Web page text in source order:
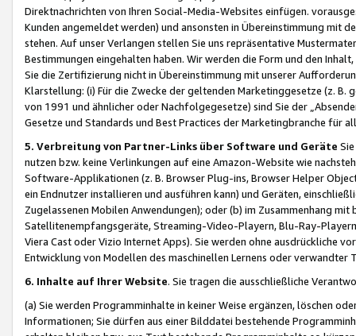
Direktnachrichten von Ihren Social-Media-Websites einfügen.
Kunden angemeldet werden) und ansonsten in Übereinstimmung mit
stehen. Auf unser Verlangen stellen Sie uns repräsentative
Bestimmungen eingehalten haben. Wir werden die Form und den
Sie die Zertifizierung nicht in Übereinstimmung mit unserer
Klarstellung: (i) Für die Zwecke der geltenden Marketinggesetze (z. B.
von 1991 und ähnlicher oder Nachfolgegesetze) sind Sie der
Gesetze und Standards und Best Practices der Marketingbranche für
5. Verbreitung von Partner-Links über Software und Geräte
nutzen bzw. keine Verlinkungen auf eine Amazon-Website wie
Software-Applikationen (z. B. Browser Plug-ins, Browser Helper
ein Endnutzer installieren und ausführen kann) und Geräten,
Zugelassenen Mobilen Anwendungen); oder (b) im Zusammenhang
Satellitenempfangsgeräte, Streaming-Video-Playern, Blu-Ray-
Viera Cast oder Vizio Internet Apps). Sie werden ohne ausdrückliche
Entwicklung von Modellen des maschinellen Lernens oder
6. Inhalte auf Ihrer Website. Sie tragen die ausschließliche
(a) Sie werden Programminhalte in keiner Weise ergänzen, löschen
Informationen; Sie dürfen aus einer Bilddatei bestehende